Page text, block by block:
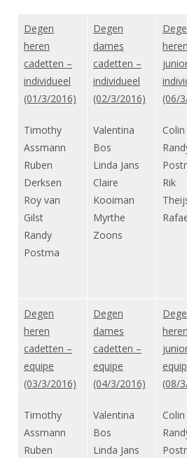
Degen
heren
cadetten –
individueel
(01/3/2016)
Timothy
Assmann
Ruben
Derksen
Roy van
Gilst
Randy
Postma
Degen
dames
cadetten –
individueel
(02/3/2016)
Valentina
Bos
Linda Jans
Claire
Kooiman
Myrthe
Zoons
heren
(06/
Rik
Degen
heren
cadetten –
equipe
(03/3/2016)
Timothy
Assmann
Ruben
Degen
dames
cadetten –
equipe
(04/3/2016)
Valentina
Bos
Linda Jans
heren
(08/